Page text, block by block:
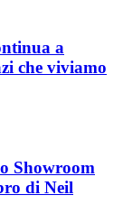
a
che viviamo
Showroom
di Neil